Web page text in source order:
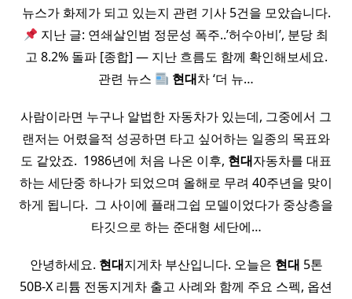
뉴스가 화제가 되고 있는지 관련 기사 5건을 모았습니다.
지난 글: 연쇄살인범 정문성 폭주..’허수아비’, 분당 최
고 8.2% 돌파 [종합] — 지난 흐름도 함께 확인해보세요.
관련 뉴스
현대차 ‘더 뉴…
사람이라면 누구나 알법한 자동차가 있는데, 그중에서 그
랜저는 어렸을적 성공하면 타고 싶어하는 일종의 목표와
도 같았죠. ​ 1986년에 처음 나온 이후, 현대자동차를 대표
하는 세단중 하나가 되었으며 올해로 무려 40주년을 맞이
하게 됩니다. ​ 그 사이에 플래그쉽 모델이었다가 중상층을
타깃으로 하는 준대형 세단에…
안녕하세요. 현대지게차 부산입니다. 오늘은 현대 5톤
50B-X 리튬 전동지게차 출고 사례와 함께 주요 스펙, 옵션